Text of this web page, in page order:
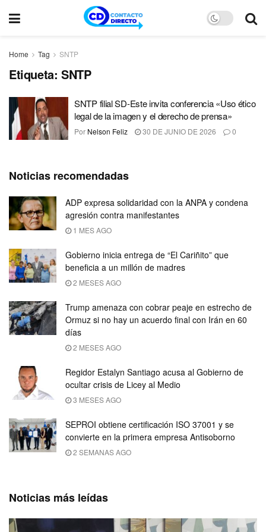
Home Tag SNTP
Etiqueta: SNTP
SNTP filial SD-Este invita conferencia «Uso ético
legal de la imagen y el derecho de prensa»
Por Nelson Feliz 30 DE JUNIO DE 2026 0
Noticias recomendadas
ADP expresa solidaridad con la ANPA y condena
agresión contra manifestantes
1 MES AGO
Gobierno inicia entrega de “El Cariñito” que
beneficia a un millón de madres
2 MESES AGO
Trump amenaza con cobrar peaje en estrecho de
Ormuz si no hay un acuerdo final con Irán en 60
días
2 MESES AGO
Regidor Estalyn Santiago acusa al Gobierno de
ocultar crisis de Licey al Medio
3 MESES AGO
SEPROI obtiene certificación ISO 37001 y se
convierte en la primera empresa Antisoborno
2 SEMANAS AGO
Noticias más leídas